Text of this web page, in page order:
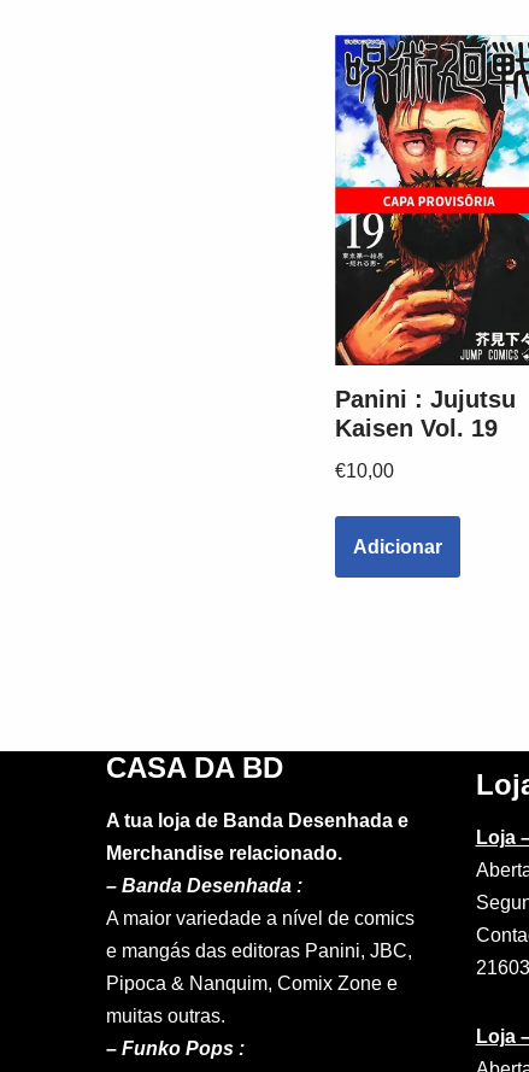
Panini : Jujutsu
Kaisen Vol. 19
€10,00
Adicionar
CASA DA BD
A tua loja de Banda Desenhada e
Merchandise relacionado.
– Banda Desenhada :
A maior variedade a nível de comics
e mangás das editoras Panini, JBC,
Pipoca & Nanquim, Comix Zone e
muitas outras.
– Funko Pops :
Loja
Loja